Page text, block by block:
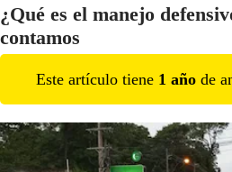
¿Qué es el manejo
contamos
Este artículo tiene 1 año de